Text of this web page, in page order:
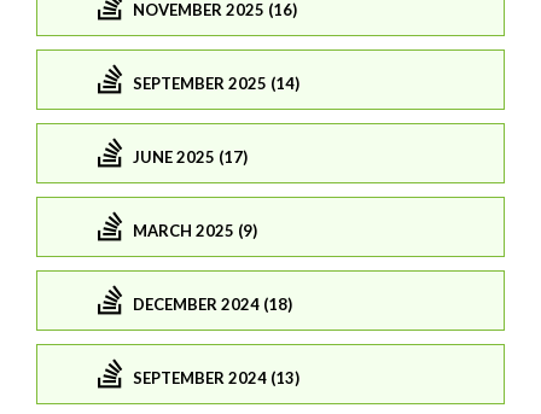
NOVEMBER 2025 (16)
SEPTEMBER 2025 (14)
JUNE 2025 (17)
MARCH 2025 (9)
DECEMBER 2024 (18)
SEPTEMBER 2024 (13)